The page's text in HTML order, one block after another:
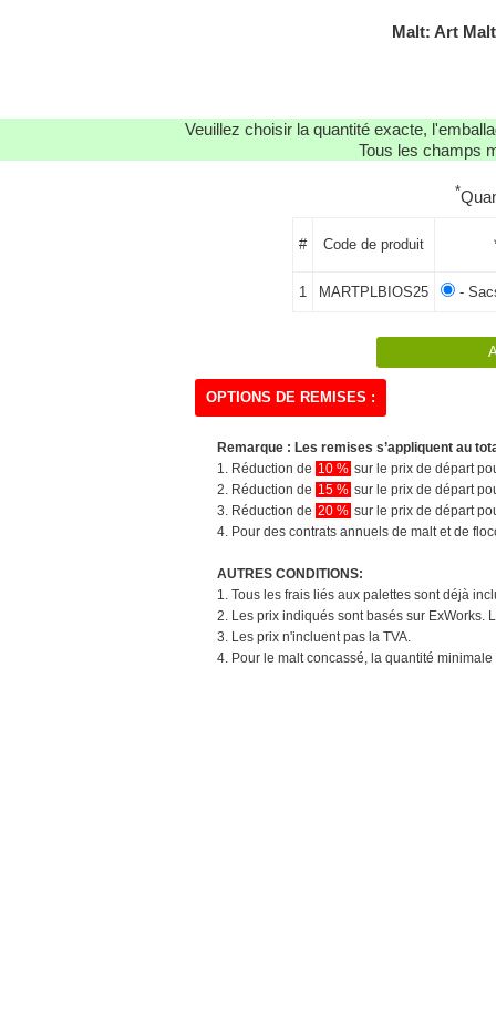
Malt: Art
Veuillez choisir la quantité exacte,
Tous les champs
*
# Code de produit
1 MARTPLBIOS25 -
OPTIONS DE REMISES :
Remarque : Les remises s’appliquent au
1. Réduction de 10 % sur le prix de départ
2. Réduction de 15 % sur le prix de départ
3. Réduction de 20 % sur le prix de départ
4. Pour des contrats annuels de malt et de
AUTRES CONDITIONS:
1. Tous les frais liés aux palettes sont déjà
2. Les prix indiqués sont basés sur ExWorks.
3. Les prix n'incluent pas la TVA.
4. Pour le malt concassé, la quantité